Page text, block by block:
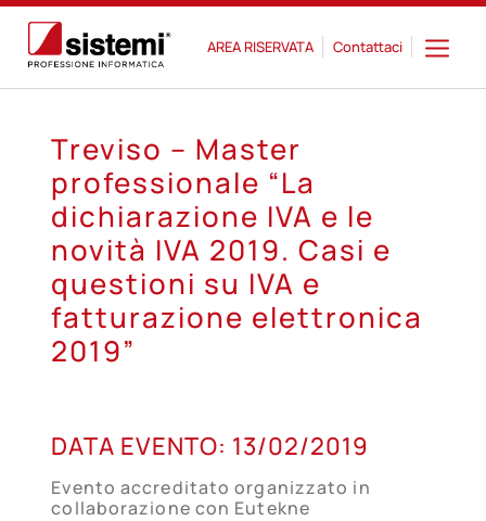
AREA RISERVATA Contattaci
Treviso – Master
professionale “La
dichiarazione IVA e le
novità IVA 2019. Casi e
questioni su IVA e
fatturazione elettronica
2019”
13
FEB
DATA EVENTO: 13/02/2019
Evento accreditato organizzato in
collaborazione con Eutekne